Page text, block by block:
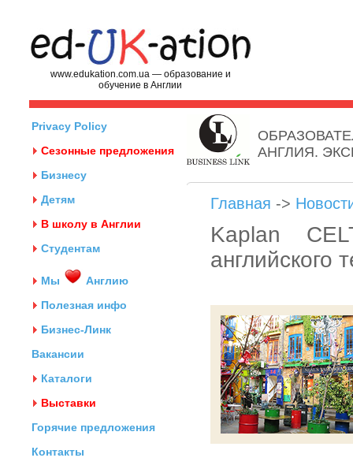
www.edukation.com.ua — образование и
обучение в Англии
Privacy Policy
Сезонные предложения
Бизнесу
Детям
В школу в Англии
Студентам
Мы
Англию
Полезная инфо
Бизнес-Линк
Вакансии
Каталоги
Выставки
Горячие предложения
Контакты
АНГЛИЯ.
Главная ->
Kaplan
английского